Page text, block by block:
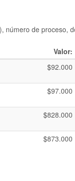
número de proceso,
Valor:
$92.000
$97.000
$828.000
$873.000